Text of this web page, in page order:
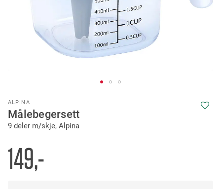
ALPINA
Målebegersett
9 deler m/skje, Alpina
149,-
to
the
beginning
the
images
gallery